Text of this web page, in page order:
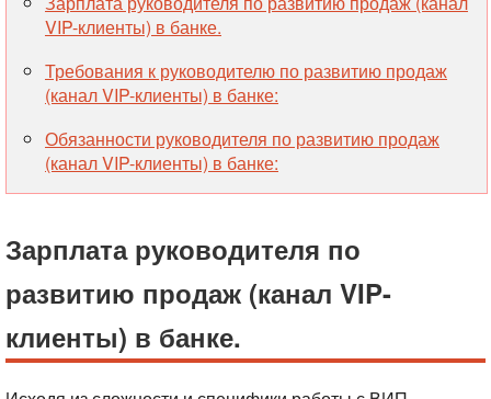
VIP-клиенты) в банке.
Требования к руководителю по развитию продаж
(канал VIP-клиенты) в банке:
Обязанности руководителя по развитию продаж
(канал VIP-клиенты) в банке:
Зарплата руководителя по
развитию продаж (канал VIP-
клиенты) в банке.